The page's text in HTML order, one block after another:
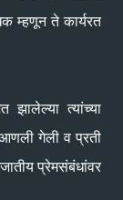
म्हणून ते कार्यरत
झालेल्या त्यांच्या
आणली गेली व प्रती
प्रेमसंबंधांवर